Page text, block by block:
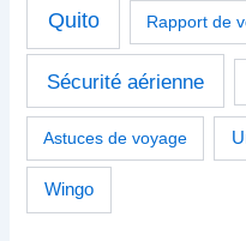
Quito Rapport de
Sécurité aérienne
Astuces de voyage
Wingo